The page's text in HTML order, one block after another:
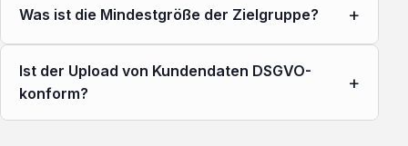
Was ist die Mindestgröße der Zielgruppe? +
Ist der Upload von Kundendaten DSGVO-
konform?
+